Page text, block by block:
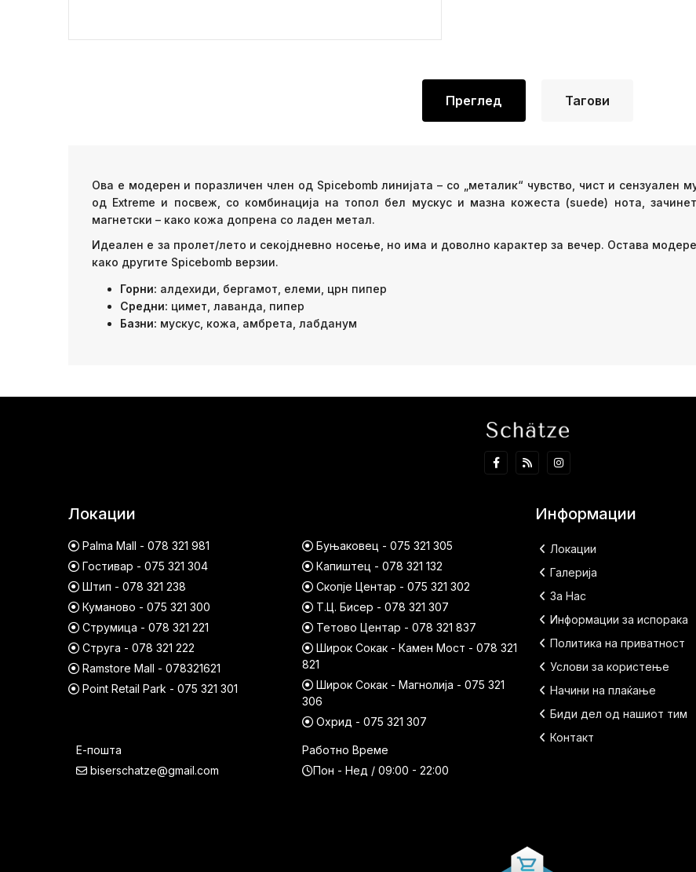
Преглед Тагови
Ова е модерен и поразличен член од Spicebomb линијата – со „металик“ чувство, чист и сензуален
од Extreme и посвеж, со комбинација на топол бел мускус и мазна кожеста (suede) нота,
магнетски – како кожа допрена со ладен метал.
Идеален е за пролет/лето и секојдневно носење, но има и доволно карактер за вечер. Оставa
како другите Spicebomb верзии.
Горни: алдехиди, бергамот, елеми, црн пипер
Средни: цимет, лаванда, пипер
Базни: мускус, кожа, амбрета, лабданум
Локации
Palma Mall - 078 321 981
Гостивар - 075 321 304
Штип - 078 321 238
Куманово - 075 321 300
Струмица - 078 321 221
Струга - 078 321 222
Ramstore Mall - 078321621
Point Retail Park - 075 321 301
Буњаковец - 075 321 305
Капиштец - 078 321 132
Скопје Центар - 075 321 302
Т.Ц. Бисер - 078 321 307
Тетово Центар - 078 321 837
Широк Сокак - Камен Мост - 078 321
821
Широк Сокак - Магнолија - 075 321
306
Охрид - 075 321 307
Е-пошта
biserschatze@gmail.com
Работно Време
Пон - Нед / 09:00 - 22:00
Информации
Локации
Галерија
За Нас
Информации за испорака
Политика на приватност
Услови за користење
Начини на плаќање
Биди дел од нашиот тим
Контакт